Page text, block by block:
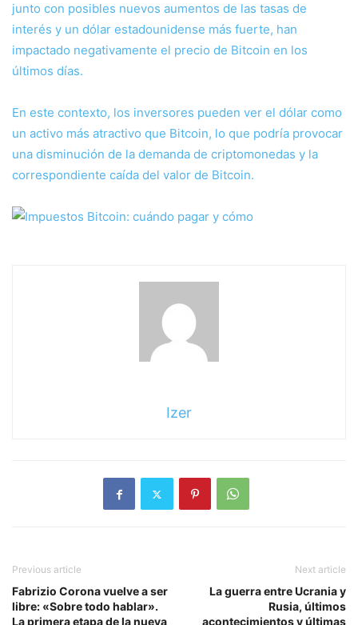
junto con posibles nuevos aumentos de las tasas de
interés y un dólar estadounidense más fuerte, han
impactado negativamente el precio de Bitcoin en los
últimos días.
En este contexto, los inversores pueden ver el dólar como
un activo más atractivo que Bitcoin, lo que podría provocar
una disminución de la demanda de criptomonedas y la
correspondiente caída del valor de Bitcoin.
Izer
Previous article
Fabrizio Corona vuelve a ser
libre: «Sobre todo hablar».
La primera etapa de la nueva
Next article
La guerra entre Ucrania y
Rusia, últimos
acontecimientos y últimas